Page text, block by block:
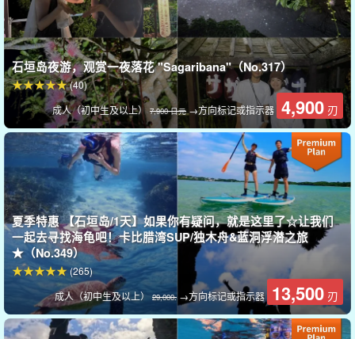
如果没能看到海龟，下次再来可享半价优惠！
我们可以帮助您最大限度地增加邂逅海龟的机会。
石垣岛夜游，观赏一夜落花 "Sagaribana"（No.317）
成人（初中生及以上） 7,900 日元 →方向标记或指示器 4,900 刃
(40)
夏季特惠 【石垣岛/1天】如果你有疑问，就是这里了☆让我们
一起去寻找海龟吧！卡比腊湾SUP/独木舟&蓝洞浮潜之旅
★（No.349）
成人（初中生及以上） 29,000. →方向标记或指示器 13,500 刃
(265)